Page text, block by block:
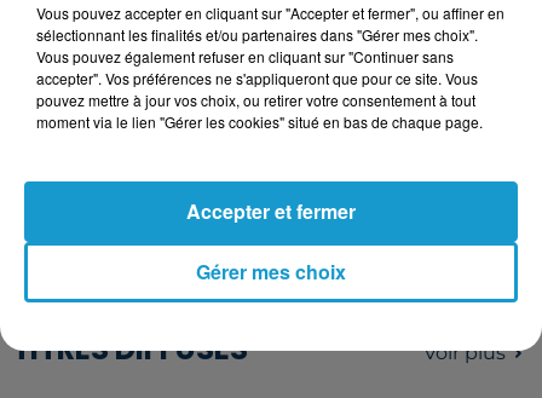
février ou vendredi 28 février 2025 aux Sables
d’Olonne. L’arrivée de Fabrice Amédéo est
estimée dimanche 2 mars ou lundi 3 mars
2025.
Publié : 26 février 2025 à 11h59 par
Margot DOUÉTIL
TITRES DIFFUSÉS Voir plus
Vous pouvez accepter en cliquant sur "Accepter et fermer", ou affiner en
sélectionnant les finalités et/ou partenaires dans "Gérer mes choix".
Vous pouvez également refuser en cliquant sur "Continuer sans
accepter". Vos préférences ne s'appliqueront que pour ce site. Vous
pouvez mettre à jour vos choix, ou retirer votre consentement à tout
moment via le lien "Gérer les cookies" situé en bas de chaque page.
Gérer mes choix
Accepter et fermer